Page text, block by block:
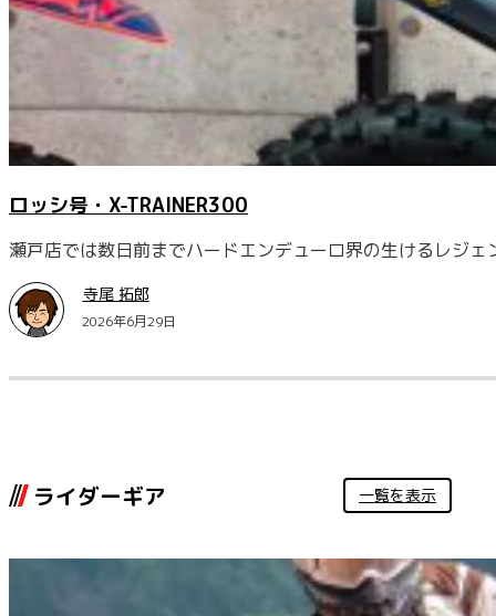
ロッシ号・X-TRAINER300
瀬戸店では数日前までハードエンデューロ界の生けるレジ
寺尾 拓郎
2026年6月29日
ライダーギア 一覧を表示